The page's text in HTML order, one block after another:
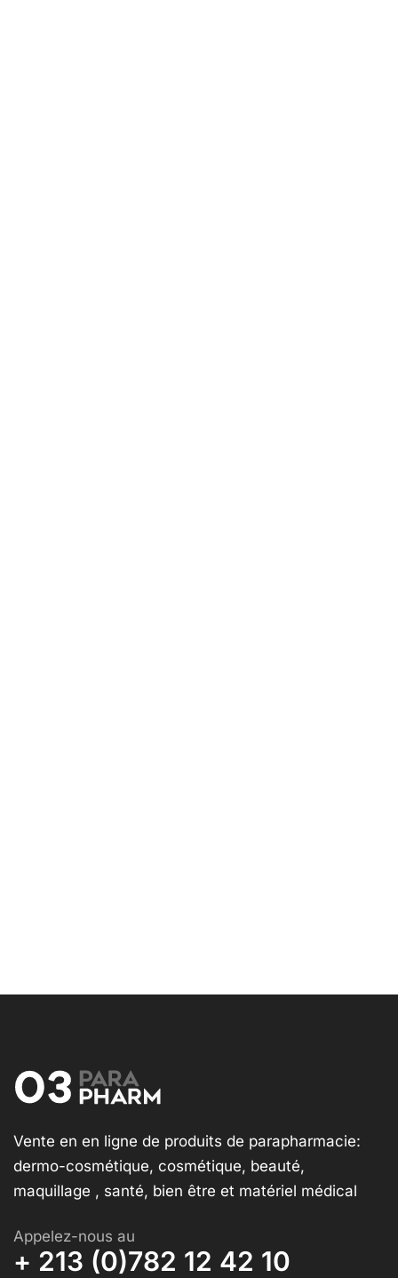
Vente en en ligne de produits de parapharmacie:
dermo-cosmétique, cosmétique, beauté,
maquillage , santé, bien être et matériel médical
Appelez-nous au
+ 213 (0)782 12 42 10